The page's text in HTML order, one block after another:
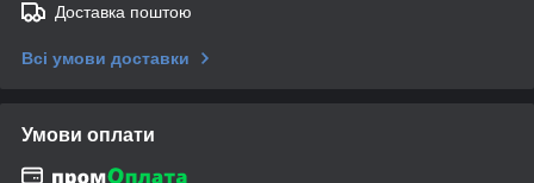
Доставка поштою
Всі умови доставки
Умови оплати